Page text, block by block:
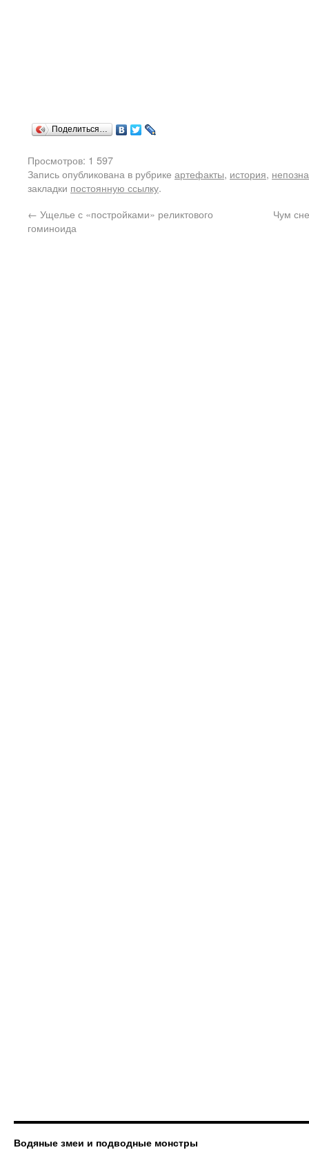
Поделиться…
Просмотров: 1 597
Запись опубликована в рубрике артефакты, история,
закладки постоянную ссылку.
← Ущелье с «постройками» реликтового
гоминоида
Чум
Водяные змеи и подводные монстры